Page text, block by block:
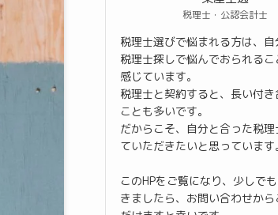
税理士・公認会計士
税理士選びで悩まれる方は、
税理士探しで悩んでおられるこ
感じています。
税理士と契約すると、長い付
ことも多いです。
だからこそ、自分と合った税理
ていただきたいと思っています。
このHPをご覧になり、少しで
きましたら、お問い合わせか